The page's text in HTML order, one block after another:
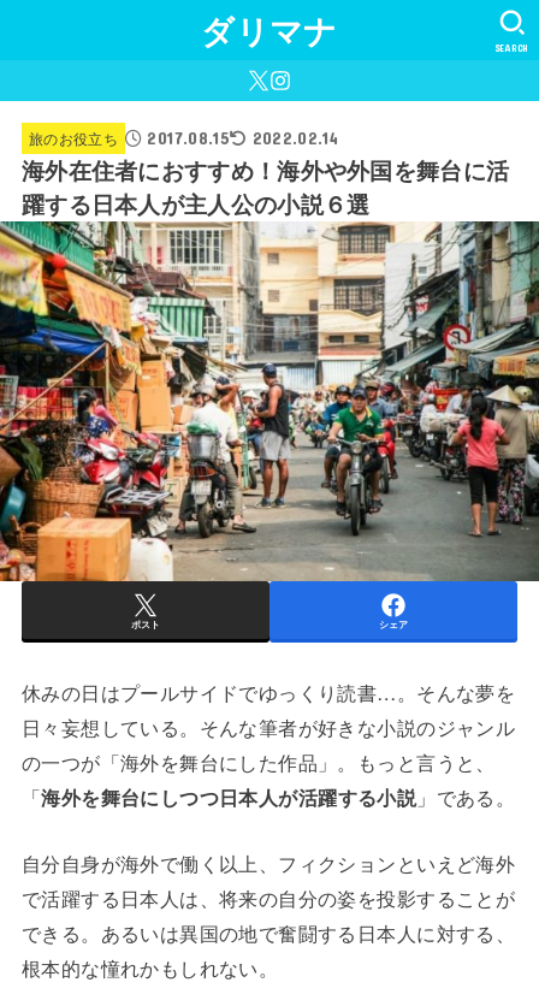
ダリマナ SEARCH
旅のお役立ち 2017.08.15 2022.02.14
海外在住者におすすめ！海外や外国を舞台に活
躍する日本人が主人公の小説 ６選
ポスト シェア
休みの日はプールサイドでゆっくり読書…。そんな夢を
日々妄想している。そんな筆者が好きな小説のジャンル
の一つが「海外を舞台にした作品」。もっと言うと、
「海外を舞台にしつつ日本人が活躍する小説」である。
自分自身が海外で働く以上、フィクションといえど海外
で活躍する日本人は、将来の自分の姿を投影することが
できる。あるいは異国の地で奮闘する日本人に対する、
根本的な憧れかもしれない。